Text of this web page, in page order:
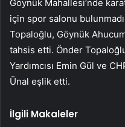
Göynük Mahallesi’nde
için spor salonu
Topaloğlu, Göynük
tahsis etti. Önder
Yardımcısı Emin Gül ve
Ünal eşlik etti.
İlgili Makaleler